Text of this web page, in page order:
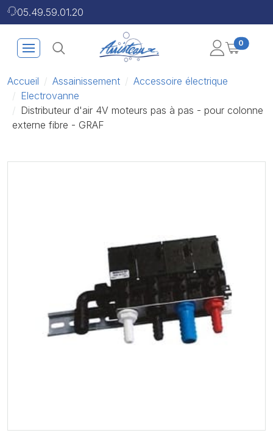
05.49.59.01.20
0
Accueil Assainissement
Accessoire électrique
Electrovanne
Distributeur d'air 4V moteurs pas à pas - pour colonne
externe fibre - GRAF